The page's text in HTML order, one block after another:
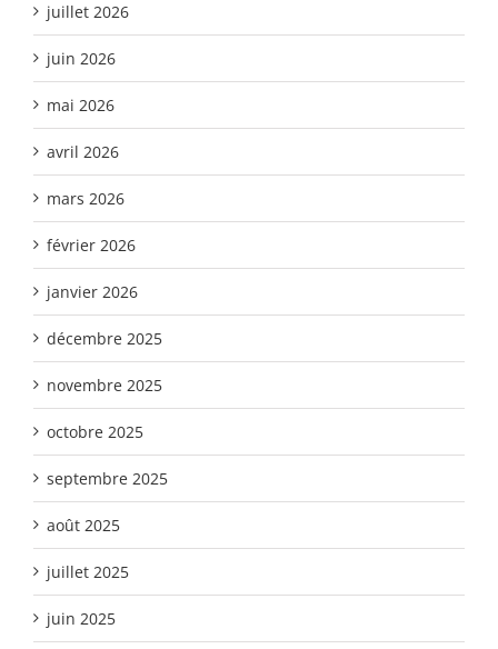
juillet 2026
juin 2026
mai 2026
avril 2026
mars 2026
février 2026
janvier 2026
décembre 2025
novembre 2025
octobre 2025
septembre 2025
août 2025
juillet 2025
juin 2025